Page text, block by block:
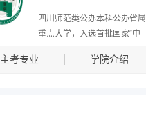
四川师范类公办本科公办省属
重点大学，入选首批国家“中
主考专业 学院介绍